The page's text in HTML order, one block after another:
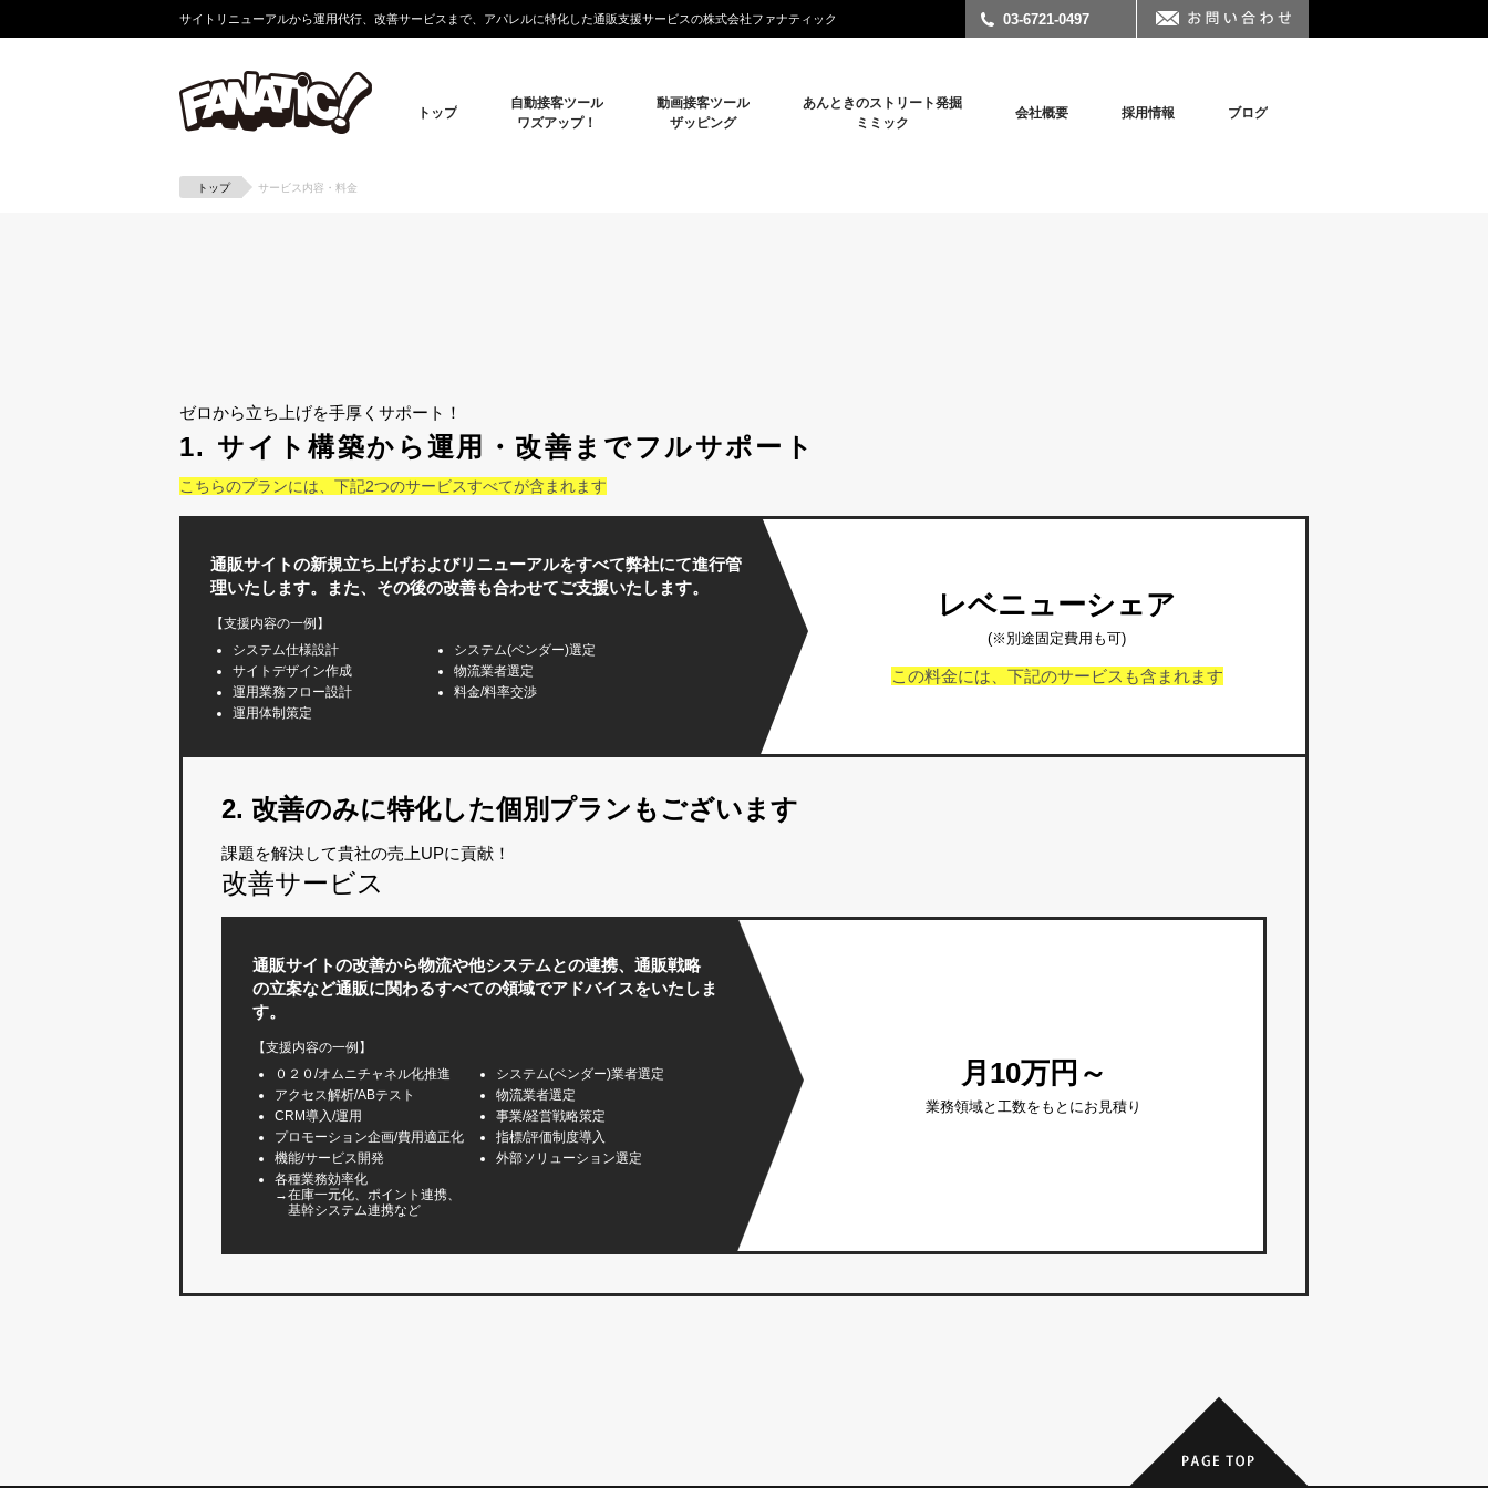
サイトリニューアルから運用代行、改善サービスまで、アパレルに特化した通販支援サービスの株式会社ファナティック 03-6721-0497
トップ
自動接客ツール
ワズアップ！
動画接客ツール
ザッピング
あんときのストリート発掘
ミミック
会社概要 採用情報 ブログ
トップ サービス内容・料金
ゼロから立ち上げを手厚くサポート！
1. サイト構築から運用・改善までフルサポート
こちらのプランには、下記2つのサービスすべてが含まれます
通販サイトの新規立ち上げおよびリニューアルをすべて弊社にて進行管
理いたします。また、その後の改善も合わせてご支援いたします。
【支援内容の一例】
システム仕様設計
システム(ベンダー)選定
サイトデザイン作成
物流業者選定
運用業務フロー設計
料金/料率交渉
運用体制策定
レベニューシェア
(※別途固定費用も可)
この料金には、下記のサービスも含まれます
2. 改善のみに特化した個別プランもございます
課題を解決して貴社の売上UPに貢献！
改善サービス
通販サイトの改善から物流や他システムとの連携、通販戦略
の立案など通販に関わるすべての領域でアドバイスをいたしま
す。
【支援内容の一例】
０２０/オムニチャネル化推進
システム(ベンダー)業者選定
アクセス解析/ABテスト
物流業者選定
CRM導入/運用
事業/経営戦略策定
プロモーション企画/費用適正化
指標/評価制度導入
機能/サービス開発
外部ソリューション選定
各種業務効率化
→在庫一元化、ポイント連携、
基幹システム連携など
月10万円～
業務領域と工数をもとにお見積り